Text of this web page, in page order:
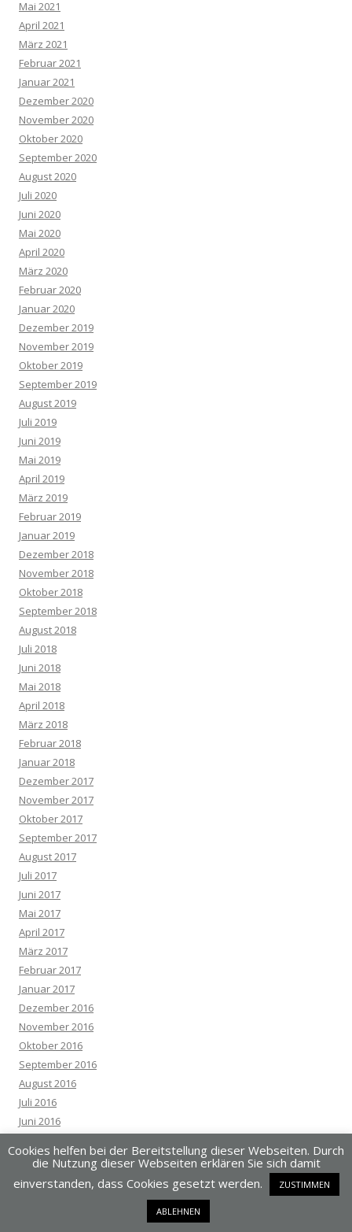
Mai 2021
April 2021
März 2021
Februar 2021
Januar 2021
Dezember 2020
November 2020
Oktober 2020
September 2020
August 2020
Juli 2020
Juni 2020
Mai 2020
April 2020
März 2020
Februar 2020
Januar 2020
Dezember 2019
November 2019
Oktober 2019
September 2019
August 2019
Juli 2019
Juni 2019
Mai 2019
April 2019
März 2019
Februar 2019
Januar 2019
Dezember 2018
November 2018
Oktober 2018
September 2018
August 2018
Juli 2018
Juni 2018
Mai 2018
April 2018
März 2018
Februar 2018
Januar 2018
Dezember 2017
November 2017
Oktober 2017
September 2017
August 2017
Juli 2017
Juni 2017
Mai 2017
April 2017
März 2017
Februar 2017
Januar 2017
Dezember 2016
November 2016
Oktober 2016
September 2016
August 2016
Juli 2016
Juni 2016
April 2016
März 2016
Cookies helfen bei der Bereitstellung dieser Webseiten. Durch
die Nutzung dieser Webseiten erklären Sie sich damit
einverstanden, dass Cookies gesetzt werden.
ZUSTIMMEN
ABLEHNEN